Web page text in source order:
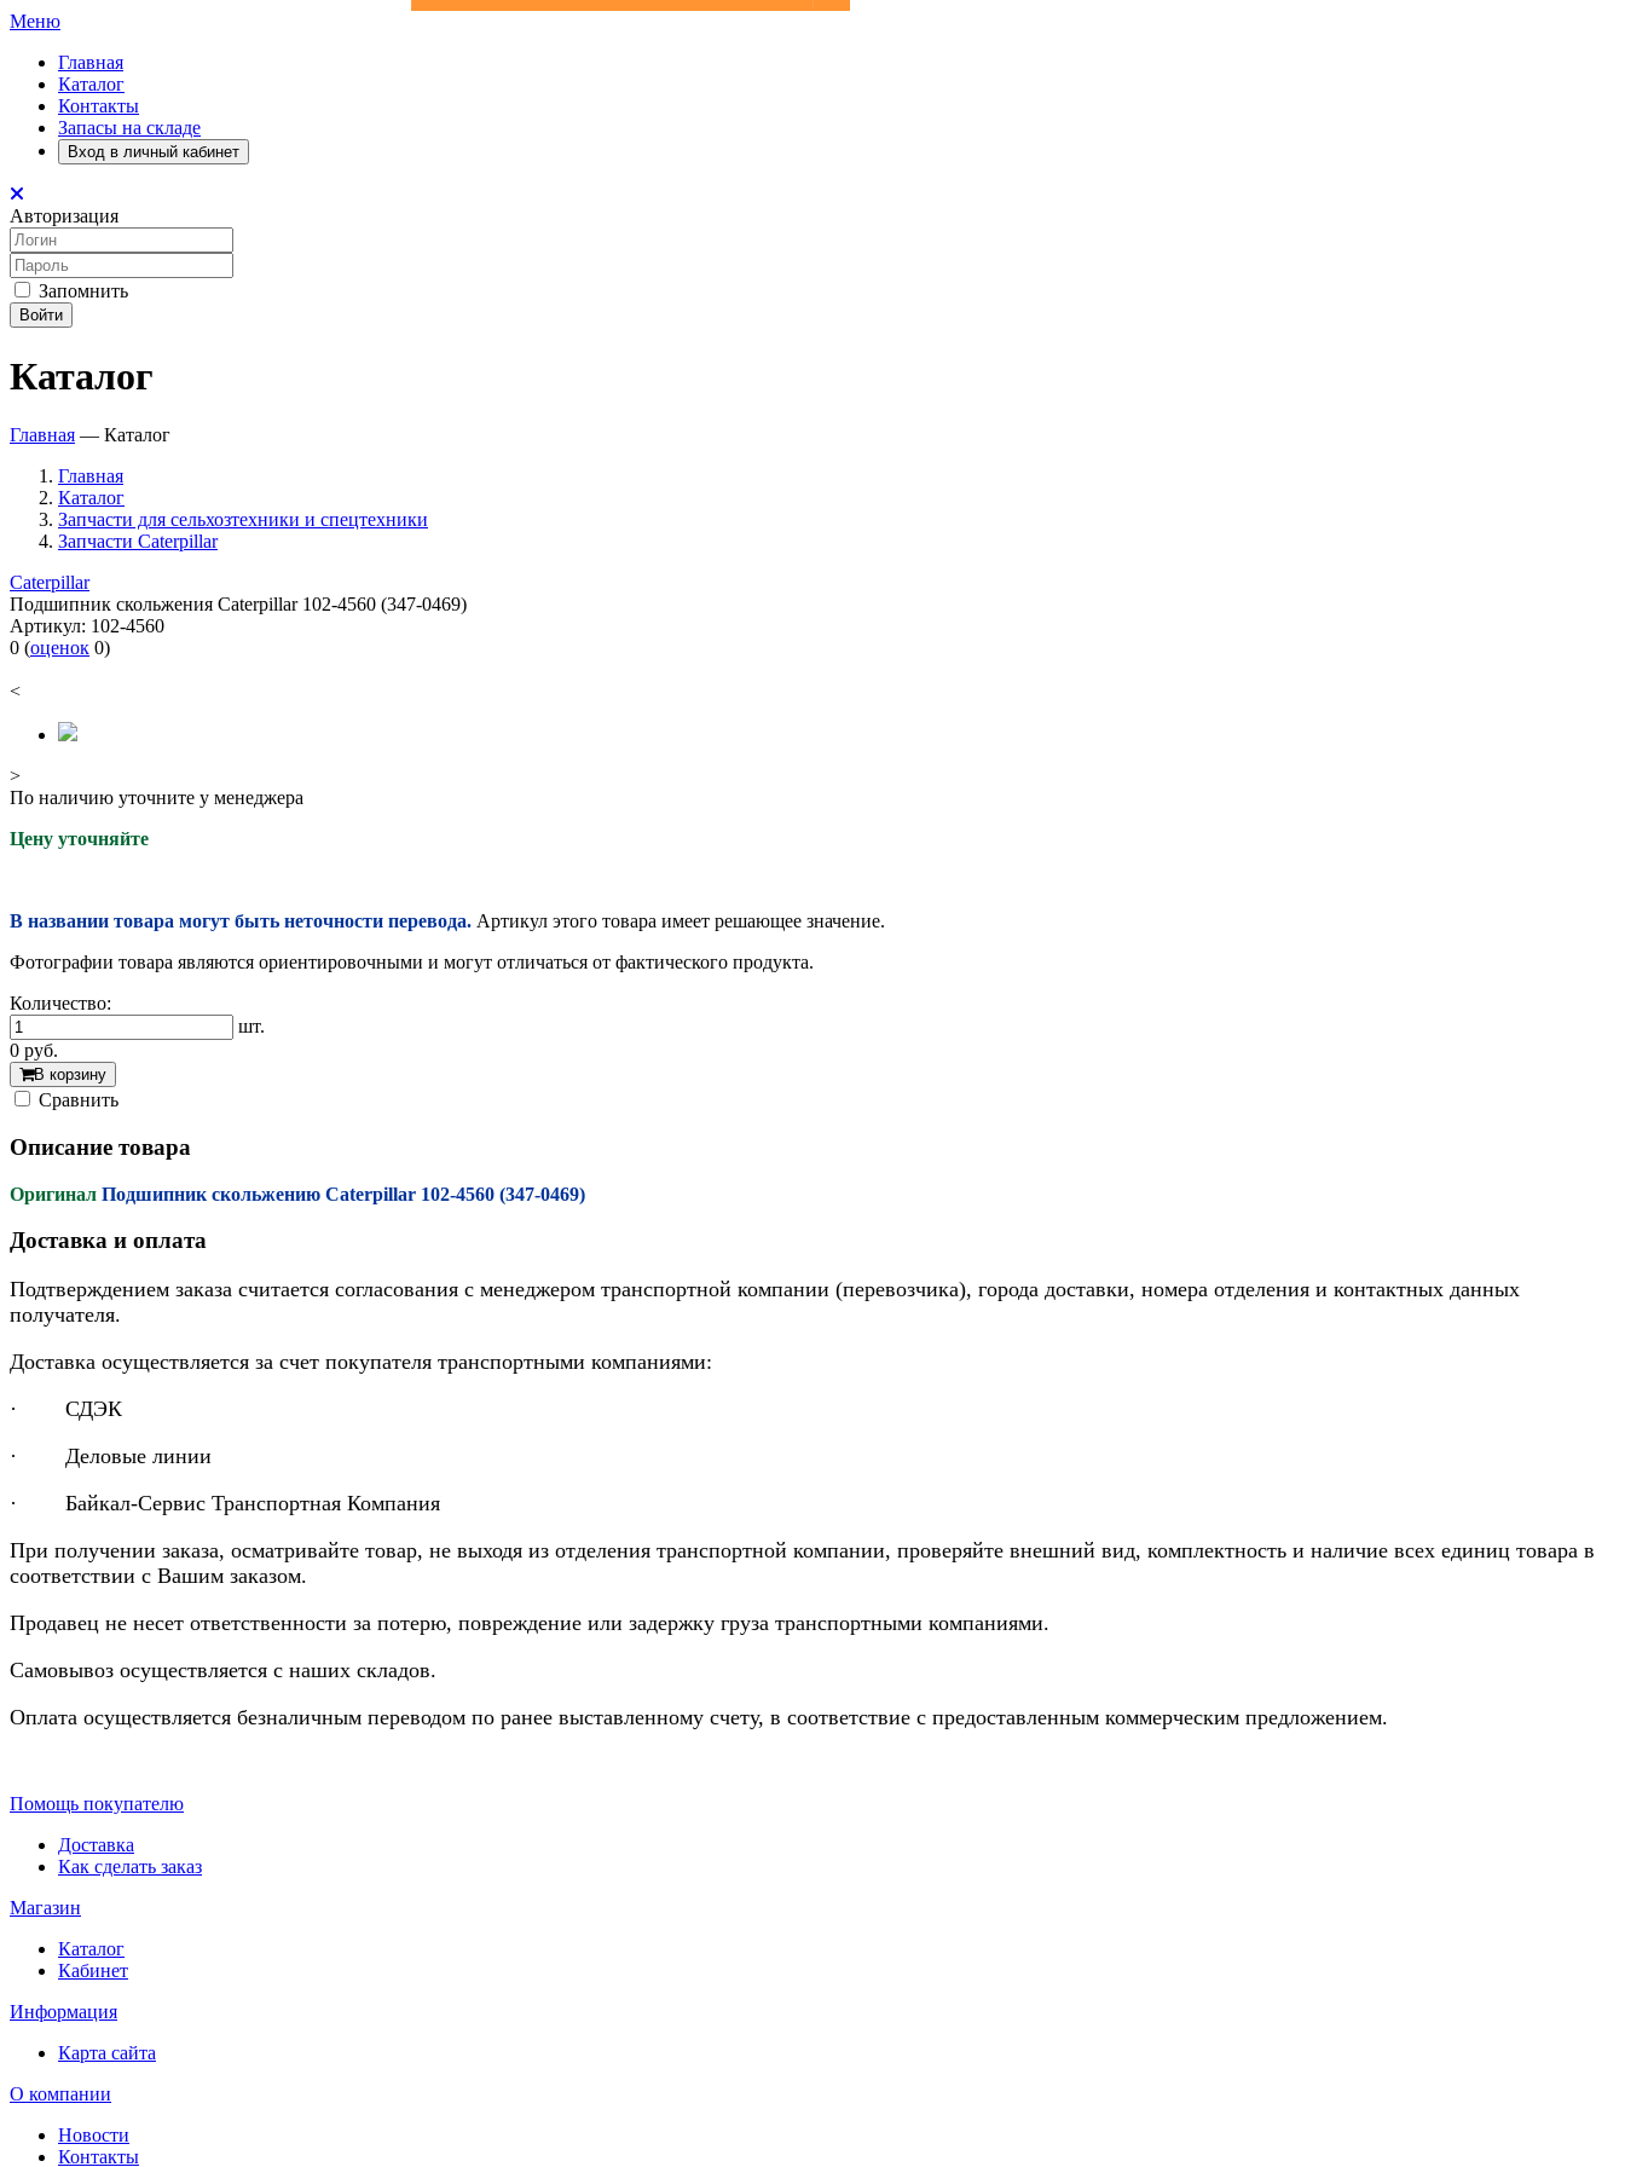
Меню
Главная
Каталог
Контакты
Запасы на складе
Вход в личный кабинет
Авторизация
Запомнить
Войти
Каталог
Главная — Каталог
Главная
Каталог
Запчасти для сельхозтехники и спецтехники
Запчасти Caterpillar
Caterpillar
Подшипник скольжения Caterpillar 102-4560 (347-0469)
Артикул: 102-4560
0 (оценок 0)
<
>
По наличию уточните у менеджера
Цену уточняйте
В названии товара могут быть неточности перевода. Артикул этого товара имеет решающее значение.
Фотографии товара являются ориентировочными и могут отличаться от фактического продукта.
Количество:
шт.
0 руб.
В корзину
Cравнить
Описание товара
Оригинал Подшипник скольжению Caterpillar 102-4560 (347-0469)
Доставка и оплата
Подтверждением заказа считается согласования с менеджером транспортной компании (перевозчика), города доставки, номера отделения и контактных данных
получателя.
Доставка осуществляется за счет покупателя транспортными компаниями:
· СДЭК
· Деловые линии
· Байкал-Сервис Транспортная Компания
При получении заказа, осматривайте товар, не выходя из отделения транспортной компании, проверяйте внешний вид, комплектность и наличие всех единиц товара в
соответствии с Вашим заказом.
Продавец не несет ответственности за потерю, повреждение или задержку груза транспортными компаниями.
Самовывоз осуществляется с наших складов.
Оплата осуществляется безналичным переводом по ранее выставленному счету, в соответствие с предоставленным коммерческим предложением.
Помощь покупателю
Доставка
Как сделать заказ
Магазин
Каталог
Кабинет
Информация
Карта сайта
О компании
Новости
Контакты